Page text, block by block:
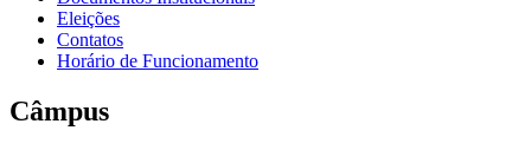
Eleições
Contatos
Horário de Funcionamento
Câmpus